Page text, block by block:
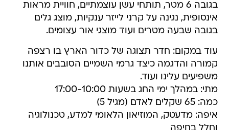
בגובה 6 מטר, תותחי עשן עוצמתיים, חוויית מראות
אינסופית, נגינה על קרני לייזר ענקיות, מוצג גלים
בגובה שבעה מטרים ועוד מוצגי אור עצומים.
עוד במקום: חדר תצוגה של כדור הארץ בו רצפה
קמורה והדגמה כיצד גרמי השמיים הסובבים אותנו
משפיעים עלינו ועוד.
מתי: במהלך ימי החג בשעות 17:00-10:00
כמה: 65 שקלים לאדם (מגיל 5)
איפה: מדעטק, המוזיאון הלאומי למדע, טכנולוגיה